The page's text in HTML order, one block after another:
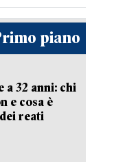
piano
a 32 anni: chi
e cosa è
reati